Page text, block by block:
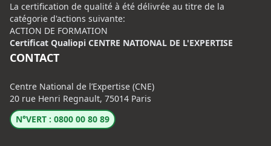
La certification de qualité à été délivrée au titre de la
catégorie d'actions suivante:
ACTION DE FORMATION
Certificat Qualiopi CENTRE NATIONAL DE L'EXPERTISE
CONTACT
Centre National de l’Expertise (CNE)
20 rue Henri Regnault, 75014 Paris
N°VERT : 0800 00 80 89